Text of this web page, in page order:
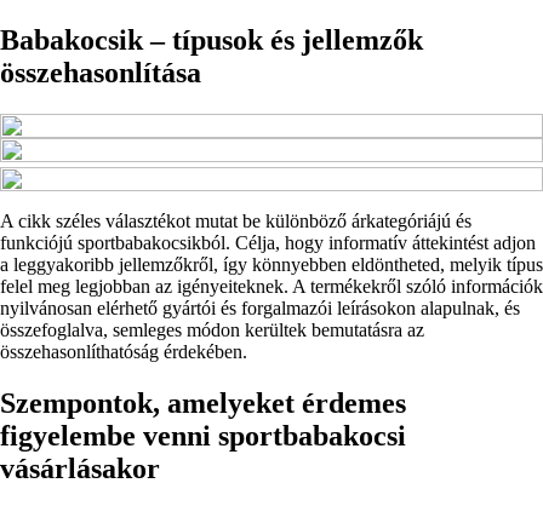
Babakocsik – típusok és jellemzők
összehasonlítása
A cikk széles választékot mutat be különböző árkategóriájú és
funkciójú sportbabakocsikból. Célja, hogy informatív áttekintést adjon
a leggyakoribb jellemzőkről, így könnyebben eldöntheted, melyik típus
felel meg legjobban az igényeiteknek. A termékekről szóló információk
nyilvánosan elérhető gyártói és forgalmazói leírásokon alapulnak, és
összefoglalva, semleges módon kerültek bemutatásra az
összehasonlíthatóság érdekében.
Szempontok, amelyeket érdemes
figyelembe venni sportbabakocsi
vásárlásakor